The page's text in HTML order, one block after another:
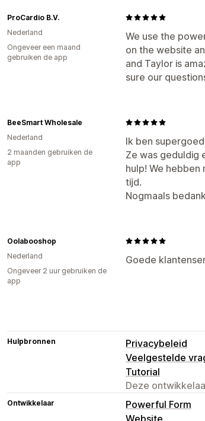
We use the
on the website
and Taylor is
sure our
ProCardio B.V.
Nederland
Ongeveer een maand
gebruiken de app
Ik ben
Ze was geduldig
hulp! We
tijd.
Nogmaals
BeeSmart Wholesale
Nederland
2 maanden gebruiken de
app
Goede
Oolabooshop
Nederland
Ongeveer 2 uur gebruiken de
app
Hulpbronnen
Privacybeleid
Veelgestelde
Tutorial
Deze
Ontwikkelaar
Powerful Form
Website